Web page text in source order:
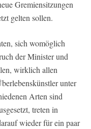
Gremiensitzungen
gelten sollen.
sich womöglich
der Minister und
wirklich allen
unter
Arten sind
treten in
wieder für ein paar